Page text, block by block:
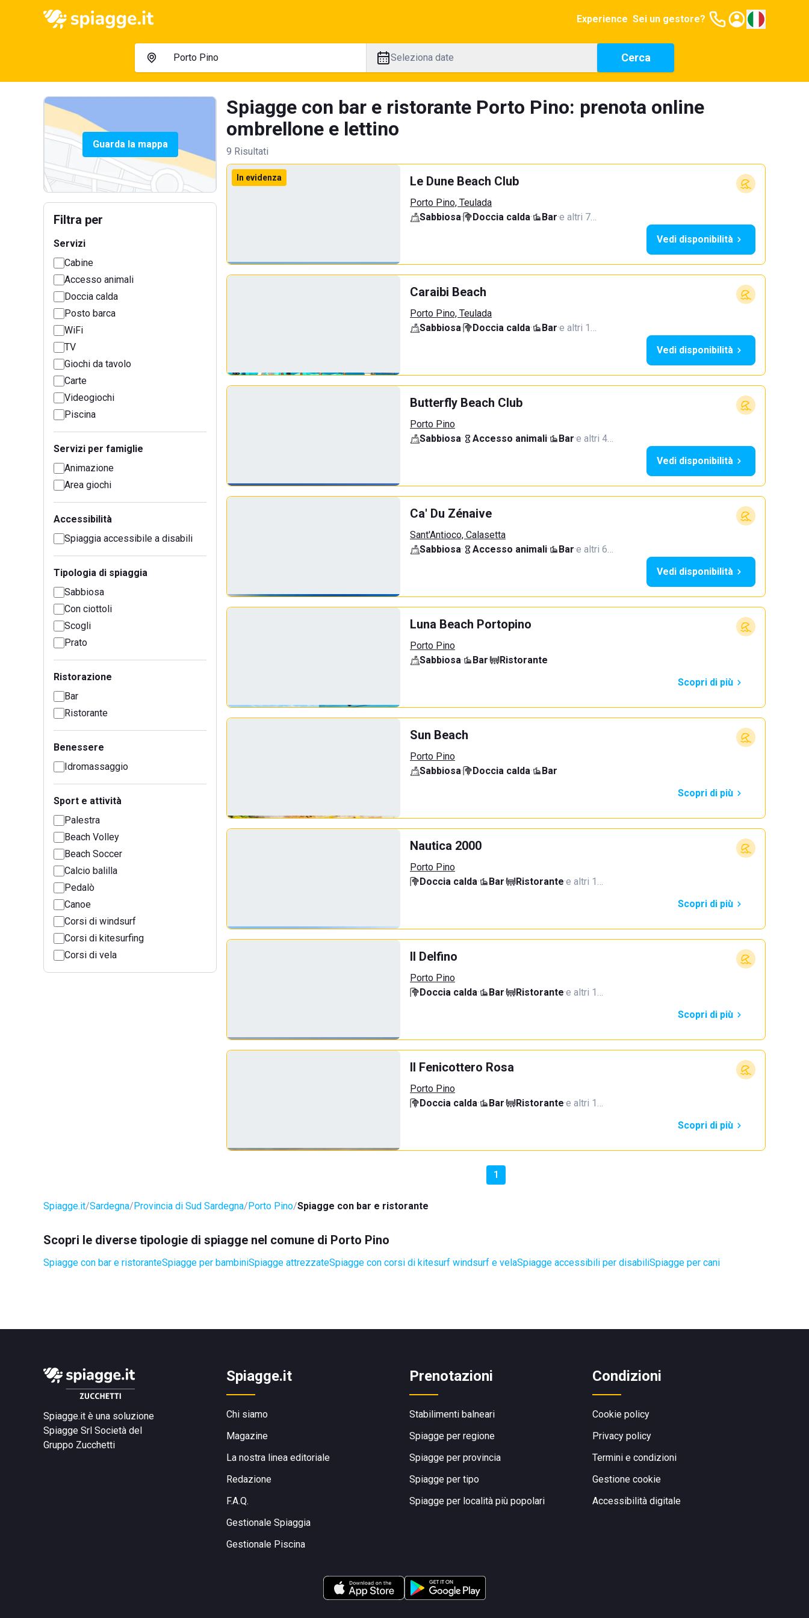
Experience Sei un gestore?
Seleziona date Cerca
Guarda la mappa
Filtra per
Servizi
Cabine
Accesso animali
Doccia calda
Posto barca
WiFi
TV
Giochi da tavolo
Carte
Videogiochi
Piscina
Servizi per famiglie
Animazione
Area giochi
Accessibilità
Spiaggia accessibile a disabili
Tipologia di spiaggia
Sabbiosa
Con ciottoli
Scogli
Prato
Ristorazione
Bar
Ristorante
Benessere
Idromassaggio
Sport e attività
Palestra
Beach Volley
Beach Soccer
Calcio balilla
Pedalò
Canoe
Corsi di windsurf
Corsi di kitesurfing
Corsi di vela
Spiagge con bar e ristorante Porto Pino: prenota online
ombrellone e lettino
9 Risultati
In evidenza Le Dune Beach Club
Porto Pino, Teulada
Sabbiosa· Doccia calda· Bar·e altri 7…
Vedi disponibilità
Caraibi Beach
Porto Pino, Teulada
Sabbiosa· Doccia calda· Bar·e altri 1…
Vedi disponibilità
Butterfly Beach Club
Porto Pino
Sabbiosa· Accesso animali· Bar·e altri 4…
Vedi disponibilità
Ca' Du Zénaive
Sant'Antioco, Calasetta
Sabbiosa· Accesso animali· Bar·e altri 6…
Vedi disponibilità
Luna Beach Portopino
Porto Pino
Sabbiosa· Bar·
Ristorante
Scopri di più
Sun Beach
Porto Pino
Sabbiosa· Doccia calda·
Bar
Scopri di più
Nautica 2000
Porto Pino
Doccia calda· Bar· Ristorante·e altri 1…
Scopri di più
Il Delfino
Porto Pino
Doccia calda· Bar· Ristorante·e altri 1…
Scopri di più
Il Fenicottero Rosa
Porto Pino
Doccia calda· Bar· Ristorante·e altri 1…
Scopri di più
1
Spiagge.it Sardegna Provincia di Sud Sardegna Porto Pino Spiagge con bar e ristorante
Scopri le diverse tipologie di spiagge nel comune di Porto Pino
Spiagge con bar e ristoranteSpiagge per bambiniSpiagge attrezzateSpiagge con corsi di kitesurf windsurf e velaSpiagge accessibili per disabiliSpiagge per cani
Spiagge.it è una soluzione
Spiagge Srl Società del
Gruppo Zucchetti
Spiagge.it
Chi siamo
Magazine
La nostra linea editoriale
Redazione
F.A.Q.
Gestionale Spiaggia
Gestionale Piscina
Prenotazioni
Stabilimenti balneari
Spiagge per regione
Spiagge per provincia
Spiagge per tipo
Spiagge per località più popolari
Condizioni
Cookie policy
Privacy policy
Termini e condizioni
Gestione cookie
Accessibilità digitale